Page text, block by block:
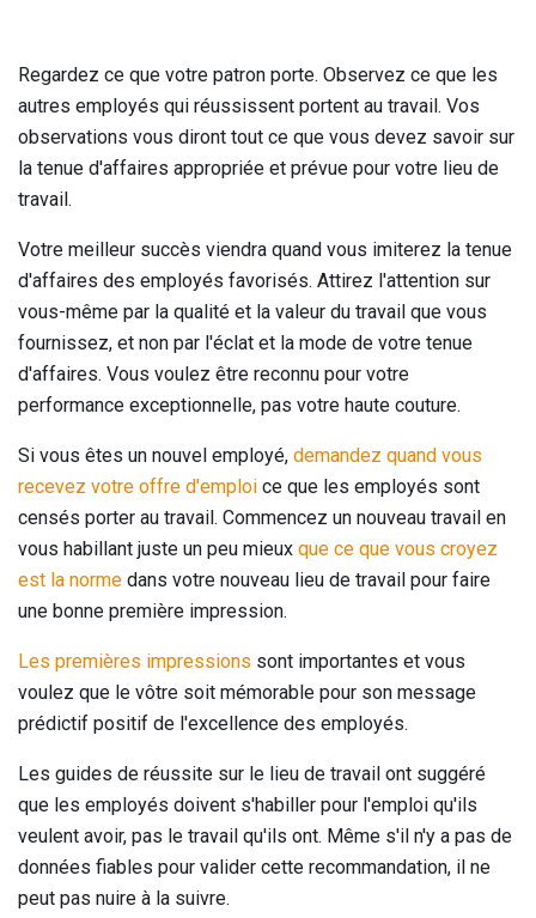
Regardez ce que votre patron porte. Observez ce que les
autres employés qui réussissent portent au travail. Vos
observations vous diront tout ce que vous devez savoir sur
la tenue d'affaires appropriée et prévue pour votre lieu de
travail.
Votre meilleur succès viendra quand vous imiterez la tenue
d'affaires des employés favorisés. Attirez l'attention sur
vous-même par la qualité et la valeur du travail que vous
fournissez, et non par l'éclat et la mode de votre tenue
d'affaires. Vous voulez être reconnu pour votre
performance exceptionnelle, pas votre haute couture.
Si vous êtes un nouvel employé, demandez quand vous
recevez votre offre d'emploi ce que les employés sont
censés porter au travail. Commencez un nouveau travail en
vous habillant juste un peu mieux que ce que vous croyez
est la norme dans votre nouveau lieu de travail pour faire
une bonne première impression.
Les premières impressions sont importantes et vous
voulez que le vôtre soit mémorable pour son message
prédictif positif de l'excellence des employés.
Les guides de réussite sur le lieu de travail ont suggéré
que les employés doivent s'habiller pour l'emploi qu'ils
veulent avoir, pas le travail qu'ils ont. Même s'il n'y a pas de
données fiables pour valider cette recommandation, il ne
peut pas nuire à la suivre.